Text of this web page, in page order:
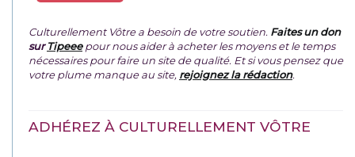
Culturellement Vôtre a besoin de votre soutien. Faites un don
surTipeeepour nous aider à acheter les moyens et le temps
nécessaires pour faire un site de qualité. Et si vous pensez que
votre plume manque au site, rejoignez la rédaction.
ADHÉREZ À CULTURELLEMENT VÔTRE